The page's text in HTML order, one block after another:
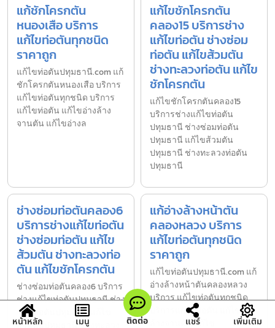
แก้ชักโครกตัน
หนองเสือ บริการ
แก้ไขท่อตันทุกชนิด
ราคาถูก
แก้ไขท่อตันปทุมธานี.com แก้
ชักโครกตันหนองเสือ บริการ
แก้ไขท่อตันทุกชนิด บริการ
แก้ไขท่อตัน แก้ไขอ่างล้าง
จานตัน แก้ไขอ่างล
แก้ไขชักโครกตัน
คลอง15 บริการช่าง
แก้ไขท่อตัน ช่างซ่อม
ท่อตัน แก้ไขส้วมตัน
ช่างทะลวงท่อตัน แก้ไข
ชักโครกตัน
แก้ไขชักโครกตันคลอง15
บริการช่างแก้ไขท่อตัน
ปทุมธานี ช่างซ่อมท่อตัน
ปทุมธานี แก้ไขส้วมตัน
ปทุมธานี ช่างทะลวงท่อตัน
ปทุมธานี
ช่างซ่อมท่อตันคลอง6
บริการช่างแก้ไขท่อตัน
ช่างซ่อมท่อตัน แก้ไข
ส้วมตัน ช่างทะลวงท่อ
ตัน แก้ไขชักโครกตัน
ช่างซ่อมท่อตันคลอง6 บริการ
ช่างแก้ไขท่อตันปทุมธานี ช่าง
ซ่อมท่อตันปทุมธานี แก้ไข
ส้วมตันปทุมธานี ช่างทะลวง
แก้อ่างล้างหน้าตัน
คลองหลวง บริการ
แก้ไขท่อตันทุกชนิด
ราคาถูก
แก้ไขท่อตันปทุมธานี.com แก้
อ่างล้างหน้าตันคลองหลวง
บริการ แก้ไขท่อตันทุกชนิด
บริการแก้ไขท่อตัน แก้ไขอ่าง
ล้างจานตัน แก้ไข
หน้าหลัก เมนู ติดต่อ แชร์ เพิ่มเติม